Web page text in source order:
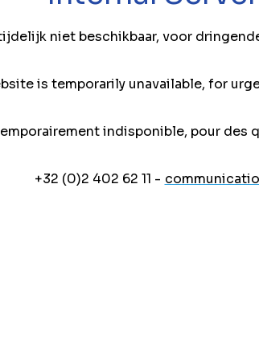
niet beschikbaar, voor
is temporarily unavailable, for
indisponible, pour des
+32 (0)2 402 62 11 -